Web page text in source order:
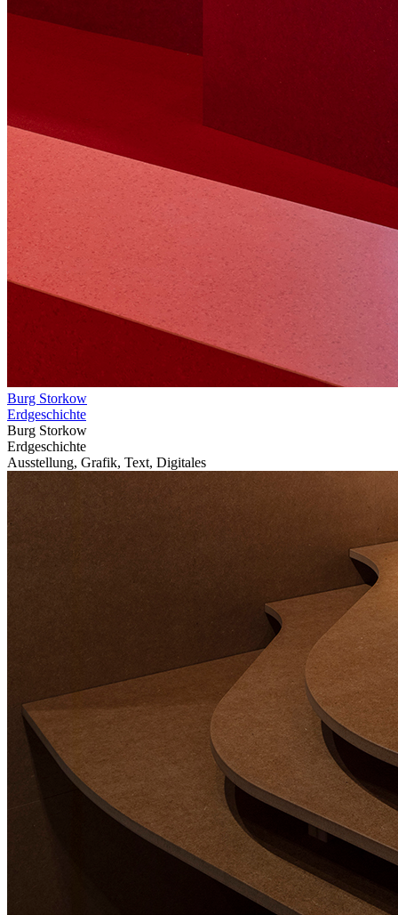
Burg Storkow
Erdgeschichte
Burg Storkow
Erdgeschichte
Ausstellung, Grafik, Text, Digitales